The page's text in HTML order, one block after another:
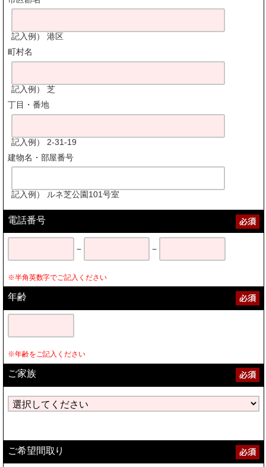
記入例） 港区
町村名
記入例） 芝
丁目・番地
記入例） 2-31-19
建物名・部屋番号
記入例） ルネ芝公園101号室
電話番号
− −
※半角英数字でご記入ください
年齢
※年齢をご記入ください
ご家族
ご希望間取り